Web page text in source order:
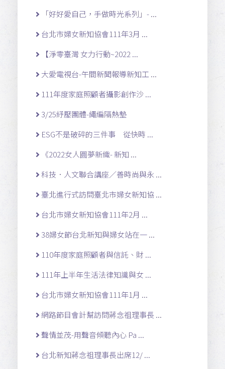
「好好愛自己，手做時光系列」- ...
台北市婦女新知協會111年3月 ...
【淨零臺灣 女力行動~2022 ...
大愛電視台-午間新聞報導新知工 ...
111年度家庭照顧者攝影創作沙 ...
3/25紓壓團體-繩編隔熱墊
ESG不是破碎的三件事 從快時 ...
《2022女人圓夢新織- 新知 ...
科技．人文聯合講座／善時尚與永 ...
臺北進行式訪問臺北市婦女新知協 ...
台北市婦女新知協會111年2月 ...
38婦女節台北新知與婦女站在一 ...
110年度家庭照顧者與信託、財 ...
111年上半年生活法律知識與女 ...
台北市婦女新知協會111年1月 ...
網路節目會計幫訪問蔣念祖理事長 ...
聲情並茂-用聲音傾聽內心 Pa ...
台北新知蔣念祖理事長出席12/ ...